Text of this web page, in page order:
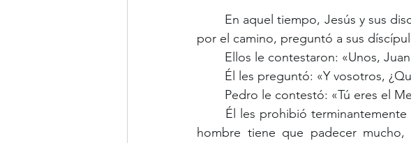
por el camino, preguntó a sus
Ellos le contestaron: «Unos,
Él les preguntó: «Y vosotros,
Pedro le contestó: «Tú eres el
hombre tiene que padecer